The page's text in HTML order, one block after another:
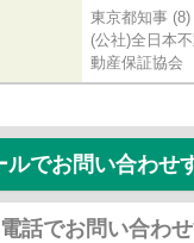
東京都知事
(公社)全日本
動産保証協会
ルでお問い合わせ
電話でお問い合わ